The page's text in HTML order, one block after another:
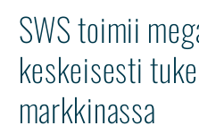
SWS toimii
keskeisesti
markkinassa